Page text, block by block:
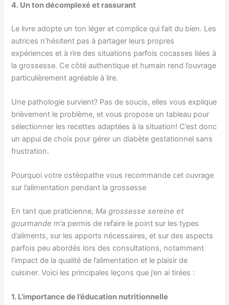
4. Un ton décomplexé et rassurant
Le livre adopte un ton léger et complice qui fait du bien. Les
autrices n’hésitent pas à partager leurs propres
expériences et à rire des situations parfois cocasses liées à
la grossesse. Ce côté authentique et humain rend l’ouvrage
particulièrement agréable à lire.
Une pathologie survient? Pas de soucis, elles vous explique
brièvement le problème, et vous propose un tableau pour
sélectionner les recettes adaptées à la situation! C’est donc
un appui de choix pour gérer un diabète gestationnel sans
frustration.
Pourquoi votre ostéopathe vous recommande cet ouvrage
sur l’alimentation pendant la grossesse
En tant que praticienne,Ma grossesse sereine et
gourmande m’a permis de refaire le point sur les types
d’aliments, sur les apports nécessaires, et sur des aspects
parfois peu abordés lors des consultations, notamment
l’impact de la qualité de l’alimentation et le plaisir de
cuisiner. Voici les principales leçons que j’en ai tirées :
1. L’importance de l’éducation nutritionnelle